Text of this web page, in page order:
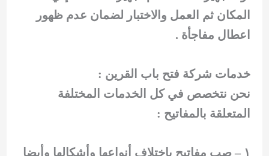
المكان ثم العمل والاختبار لضمان عدم ظهور
اعطال مفاجأة .
خدمات شركة فتح باب القرين :
نحن نتخصص في كل الخدمات المختلفة
المتعلقة بالمفاتيح :
١ – صب مفاتيح باختلاف أنواعها وأشكالها وأيضا